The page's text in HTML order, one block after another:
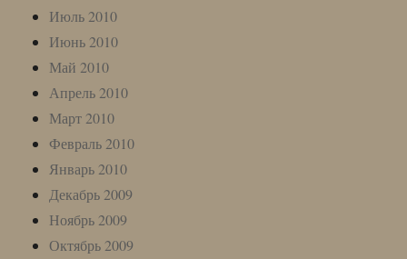
Июль 2010
Июнь 2010
Май 2010
Апрель 2010
Март 2010
Февраль 2010
Январь 2010
Декабрь 2009
Ноябрь 2009
Октябрь 2009